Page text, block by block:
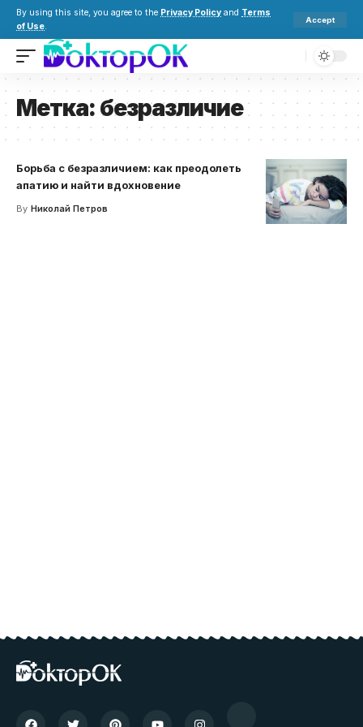
By using this site, you agree to the Privacy Policy and Terms
of Use.
Accept
Метка: безразличие
Борьба с безразличием: как преодолеть
апатию и найти вдохновение
By Николай Петров